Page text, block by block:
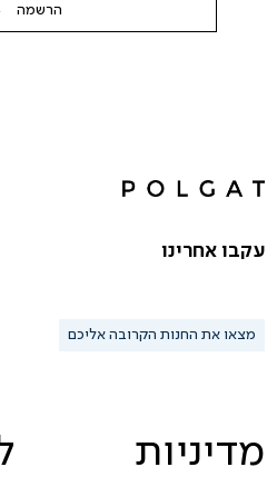
מדיניות
עקבו אחרינו
מצאו את החנות הקרובה אליכם
הרשמה ←